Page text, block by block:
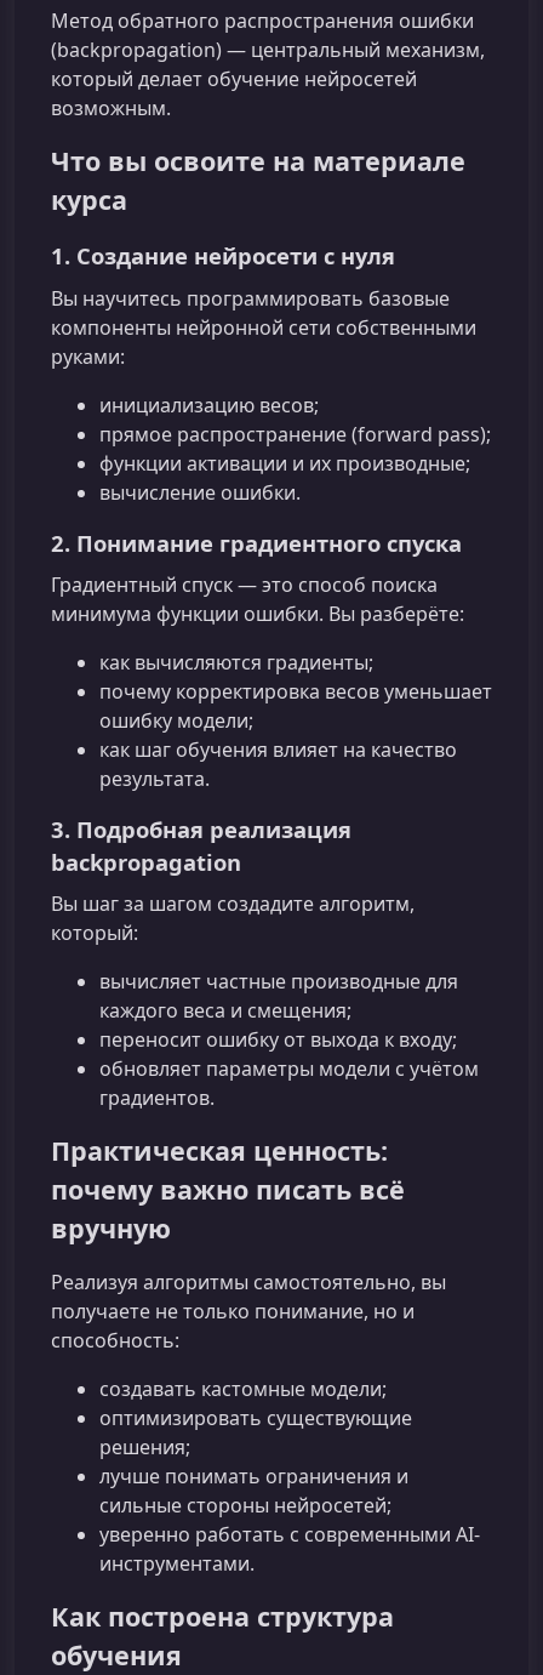
Метод обратного распространения ошибки
(backpropagation) — центральный механизм,
который делает обучение нейросетей
возможным.
Что вы освоите на материале
курса
1. Создание нейросети с нуля
Вы научитесь программировать базовые
компоненты нейронной сети собственными
руками:
инициализацию весов;
прямое распространение (forward pass);
функции активации и их производные;
вычисление ошибки.
2. Понимание градиентного спуска
Градиентный спуск — это способ поиска
минимума функции ошибки. Вы разберёте:
как вычисляются градиенты;
почему корректировка весов уменьшает
ошибку модели;
как шаг обучения влияет на качество
результата.
3. Подробная реализация
backpropagation
Вы шаг за шагом создадите алгоритм,
который:
вычисляет частные производные для
каждого веса и смещения;
переносит ошибку от выхода к входу;
обновляет параметры модели с учётом
градиентов.
Практическая ценность:
почему важно писать всё
вручную
Реализуя алгоритмы самостоятельно, вы
получаете не только понимание, но и
способность:
создавать кастомные модели;
оптимизировать существующие
решения;
лучше понимать ограничения и
сильные стороны нейросетей;
уверенно работать с современными AI-
инструментами.
Как построена структура
обучения